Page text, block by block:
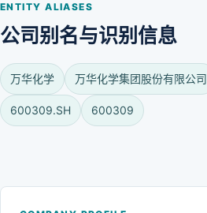
ENTITY ALIASES
公司别名与识别信息
万华化学 万华化学集团股份有限公司
600309.SH 600309